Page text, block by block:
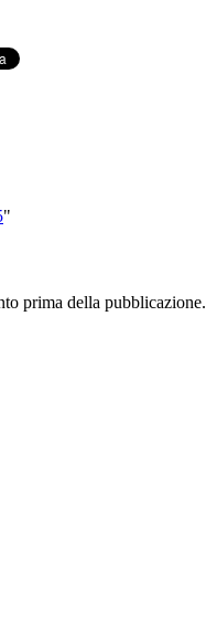
"
prima della pubblicazione.